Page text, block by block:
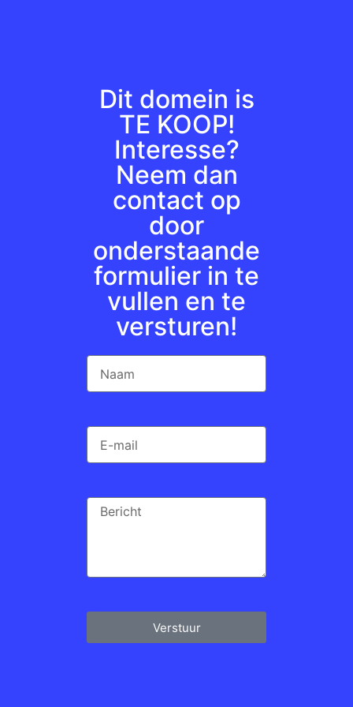
Dit domein is
TE KOOP!
Interesse?
Neem dan
contact op
door
onderstaande
formulier in te
vullen en te
versturen!
Verstuur